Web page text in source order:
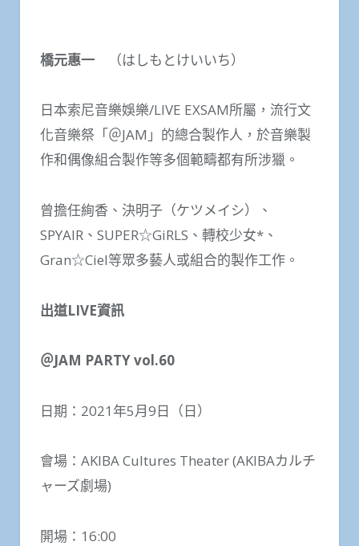
橋元惠一 （はしもとけいいち）
日本索尼音樂娛樂/LIVE EXSAM所屬，流行文
化音樂祭「＠JAM」的總合製作人，於音樂製
作和偶像組合製作等多個範疇都有所涉獵。
曾擔任絢香、決明子（ケツメイシ）、
SPYAIR、SUPER☆GiRLS、轉校少女*、
Gran☆Ciel等眾多藝人或組合的製作工作。
出道LIVE資訊
＠JAM PARTY vol.60
日期：2021年5月9日（日）
會場：AKIBA Cultures Theater (AKIBAカルチ
ャーズ劇場)
開場：16:00